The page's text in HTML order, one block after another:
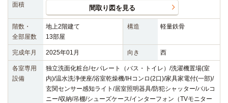
面積
間取り図を見る
階数・
全部屋数
地上2階建て
13部屋
構造 軽量鉄骨
完成年月 2025年01月 向き 西
各室専用
設備
独立洗面化粧台/セパレート（バス・トイレ）/洗濯機置場(室
内)/温水洗浄便座/浴室乾燥機/IHコンロ(2口)/家具家電付(一部)/
玄関センサー感知ライト/居室照明器具/防犯シャッター/バルコ
ニー/収納/吊棚/シューズケース/インターフォン（TVモニター